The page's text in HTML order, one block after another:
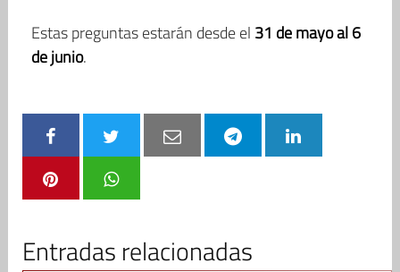
Estas preguntas estarán desde el 31 de mayo al 6
de junio.
Entradas relacionadas